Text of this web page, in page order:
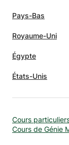
Pays-Bas
Royaume-Uni
Égypte
États-Unis
Cours
Cours de Génie